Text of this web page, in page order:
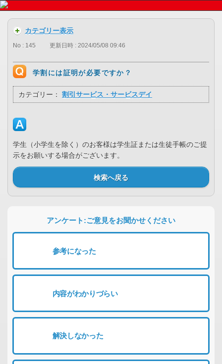
カテゴリー表示
No : 145 更新日時 : 2024/05/08 09:46
学割には証明が必要ですか？
カテゴリー： 割引サービス・サービスデイ
学生（小学生を除く）のお客様は学生証または生徒手帳のご提
示をお願いする場合がございます。
検索へ戻る
アンケート:ご意見をお聞かせください
参考になった
内容がわかりづらい
解決しなかった